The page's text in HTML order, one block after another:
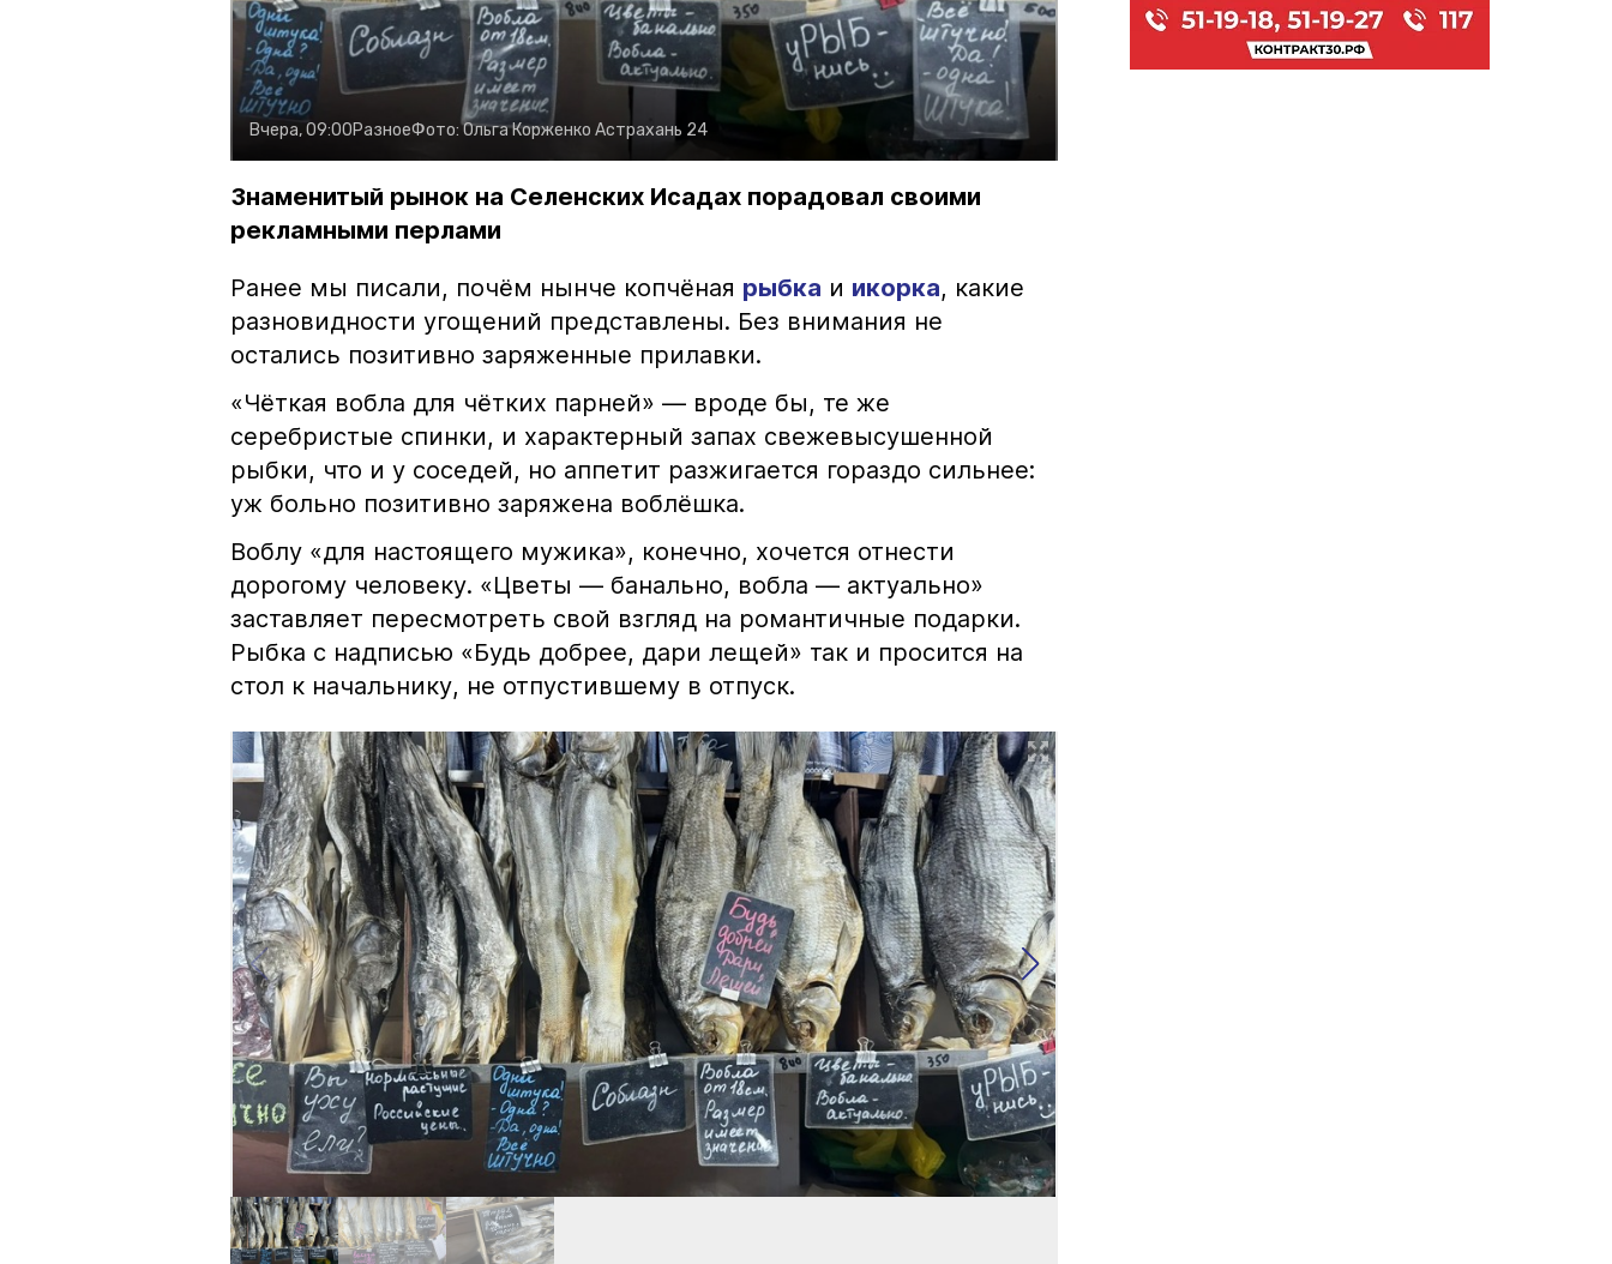
Вчера, 09:00РазноеФото:Ольга Корженко Астрахань 24
Знаменитый рынок на Селенских Исадах порадовал своими
рекламными перлами
Ранее мы писали, почём нынче копчёная рыбка и икорка, какие
разновидности угощений представлены. Без внимания не
остались позитивно заряженные прилавки.
«Чёткая вобла для чётких парней» — вроде бы, те же
серебристые спинки, и характерный запах свежевысушенной
рыбки, что и у соседей, но аппетит разжигается гораздо сильнее:
уж больно позитивно заряжена воблёшка.
Воблу «для настоящего мужика», конечно, хочется отнести
дорогому человеку. «Цветы — банально, вобла — актуально»
заставляет пересмотреть свой взгляд на романтичные подарки.
Рыбка с надписью «Будь добрее, дари лещей» так и просится на
стол к начальнику, не отпустившему в отпуск.